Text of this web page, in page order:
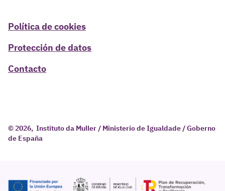
Política de cookies
Protección de datos
Contacto
© 2026, Instituto da Muller / Ministerio de Igualdade / Goberno
de España